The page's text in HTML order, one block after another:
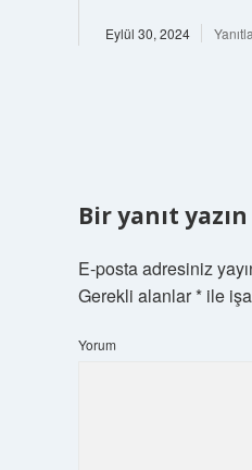
Eylül 30, 2024 Yanıtla
Bir yanıt yazın
E-posta adresiniz
Gerekli alanlar*ile
Yorum